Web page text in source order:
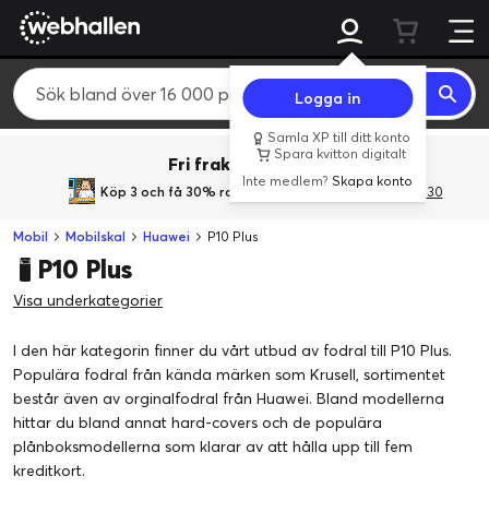
Logga in
Samla XP till ditt konto
Spara kvitton digitalt
Inte medlem?Skapa konto
Fri frakt över 800 kr.
Köp 3 och få 30% rabatt med rabattkoden 3Gives30
Mobil Mobilskal Huawei P10 Plus
P10 Plus
Visa underkategorier
I den här kategorin finner du vårt utbud av fodral till P10 Plus.
Populära fodral från kända märken som Krusell, sortimentet
består även av orginalfodral från Huawei. Bland modellerna
hittar du bland annat hard-covers och de populära
plånboksmodellerna som klarar av att hålla upp till fem
kreditkort.